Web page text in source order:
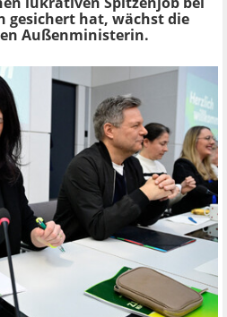
gesichert hat, wächst die
Außenministerin.